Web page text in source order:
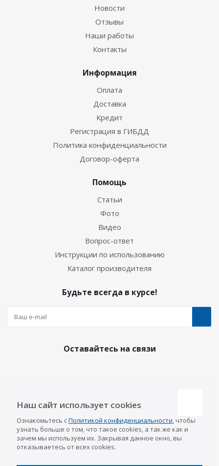
Новости
Отзывы
Наши работы
Контакты
Информация
Оплата
Доставка
Кредит
Регистрация в ГИБДД
Политика конфиденциальности
Договор-оферта
Помощь
Статьи
Фото
Видео
Вопрос-ответ
Инструкции по использованию
Каталог производителя
Будьте всегда в курсе!
Оставайтесь на связи
Казань
8 (843) 207-03-08
Уфа
8 (347) 258-84-87
info@a-pricep.ru
Наш сайт использует cookies
Ознакомьтесь сПолитикой конфиденциальности, чтобы
узнать больше о том, что такое cookies, а так же как и
зачем мы используем их. Закрывая данное окно, вы
отказываетесь от всех cookies.